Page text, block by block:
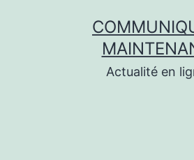
Actualité en